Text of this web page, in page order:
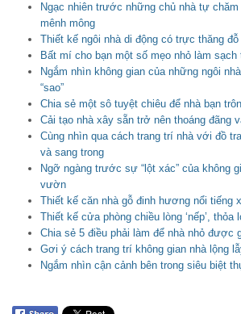
Ngạc nhiên trước những chủ nhà tự
mênh mông
Thiết kế ngôi nhà di động có trực thăng đỗ
Bất mí cho bạn một số mẹo nhỏ làm sạch
Ngắm nhìn không gian của những ngôi
“sao”
Chia sẻ một sô tuyệt chiêu để nhà bạn
Cải tạo nhà xây sẵn trở nên thoáng đãng
Cùng nhìn qua cách trang trí nhà với đồ
và sang trong
Ngỡ ngàng trước sự “lột xác” của không
vườn
Thiết kế căn nhà gỗ đinh hương nổi tiếng
Thiết kế cửa phòng chiều lòng ‘nếp’, thỏa
Chia sẻ 5 điều phải làm để nhà nhỏ được
Gơi ý cách trang trí không gian nhà lộng
Ngắm nhìn cận cảnh bên trong siêu biệt